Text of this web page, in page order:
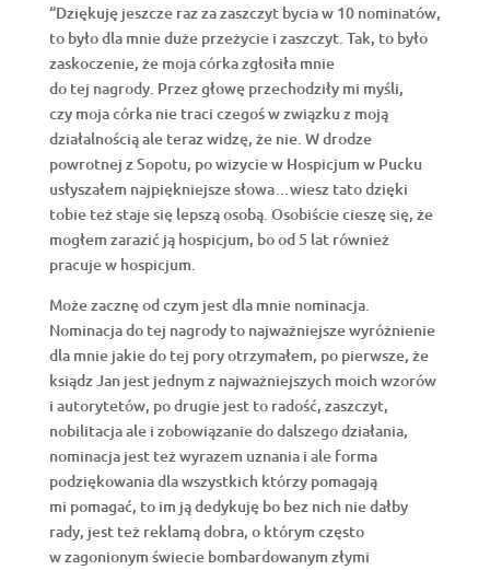
“Dziękuję jeszcze raz za zaszczyt bycia w 10 nominatów,
to było dla mnie duże przeżycie i zaszczyt. Tak, to było
zaskoczenie, że moja córka zgłosiła mnie
do tej nagrody. Przez głowę przechodziły mi myśli,
czy moja córka nie traci czegoś w związku z moją
działalnością ale teraz widzę, że nie. W drodze
powrotnej z Sopotu, po wizycie w Hospicjum w Pucku
usłyszałem najpiękniejsze słowa…wiesz tato dzięki
tobie też staje się lepszą osobą. Osobiście cieszę się, że
mogłem zarazić ją hospicjum, bo od 5 lat również
pracuje w hospicjum.
Może zacznę od czym jest dla mnie nominacja.
Nominacja do tej nagrody to najważniejsze wyróżnienie
dla mnie jakie do tej pory otrzymałem, po pierwsze, że
ksiądz Jan jest jednym z najważniejszych moich wzorów
i autorytetów, po drugie jest to radość, zaszczyt,
nobilitacja ale i zobowiązanie do dalszego działania,
nominacja jest też wyrazem uznania i ale forma
podziękowania dla wszystkich którzy pomagają
mi pomagać, to im ją dedykuję bo bez nich nie dałby
rady, jest też reklamą dobra, o którym często
w zagonionym świecie bombardowanym złymi